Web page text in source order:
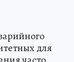
для